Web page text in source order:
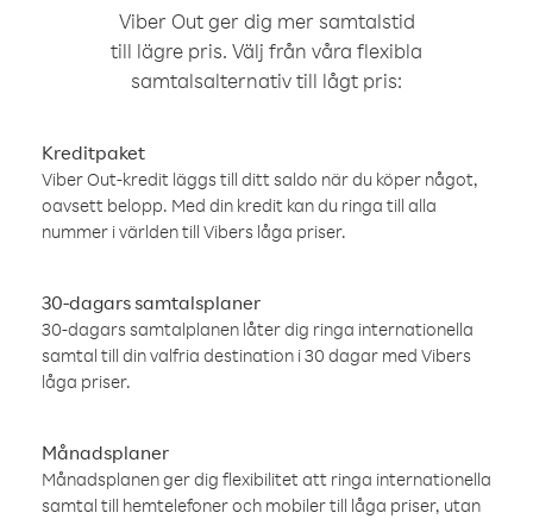
Viber Out ger dig mer samtalstid
till lägre pris. Välj från våra flexibla
samtalsalternativ till lågt pris:
Kreditpaket
Viber Out-kredit läggs till ditt saldo när du köper något,
oavsett belopp. Med din kredit kan du ringa till alla
nummer i världen till Vibers låga priser.
30-dagars samtalsplaner
30-dagars samtalplanen låter dig ringa internationella
samtal till din valfria destination i 30 dagar med Vibers
låga priser.
Månadsplaner
Månadsplanen ger dig flexibilitet att ringa internationella
samtal till hemtelefoner och mobiler till låga priser, utan